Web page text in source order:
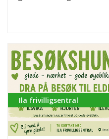
Ila frivilligsentral